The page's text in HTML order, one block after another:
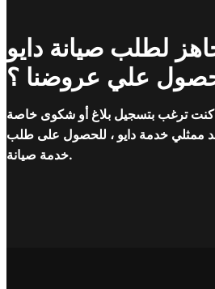
لطلب صيانة دايو
علي عروضنا ؟
كنت ترغب بتسجيل بلاغ أو شكوى خاصة
ممثلي خدمة دايو ، للحصول على طلب
خدمة صيانة.